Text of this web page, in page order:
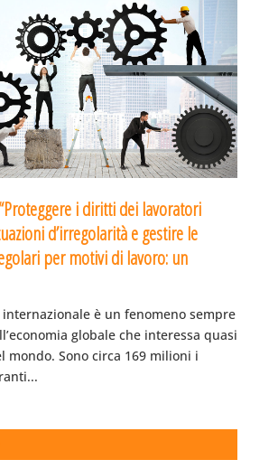
i diritti dei lavoratori
d’irregolarità e gestire le
per motivi di lavoro: un
internazionale è un fenomeno sempre
globale che interessa quasi
mondo. Sono circa 169 milioni i